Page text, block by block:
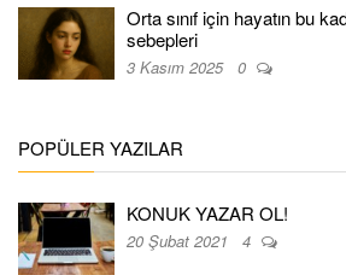
Orta sınıf için hayatın bu
sebepleri
3 Kasım 2025 0
POPÜLER YAZILAR
KONUK YAZAR OL!
20 Şubat 2021 4